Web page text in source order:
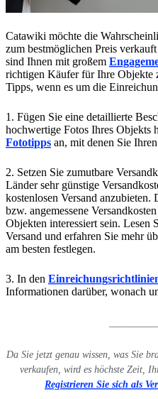
Catawiki möchte die
zum bestmöglichen Preis
sind Ihnen mit großem
richtigen Käufer für Ihre Objekte
Tipps, wenn es um die
1. Fügen Sie eine detaillierte
hochwertige Fotos Ihres Objekts
Fototipps an, mit denen Sie
2. Setzen Sie zumutbare
Länder sehr günstige
kostenlosen Versand anzubieten.
bzw. angemessene
Objekten interessiert sein. Lesen
Versand und erfahren Sie mehr
am besten festlegen.
3. In den
Informationen darüber, wonach
Da Sie jetzt genau wissen, was Sie
verkaufen, wird es höchste Zeit,
Registrieren Sie sich als